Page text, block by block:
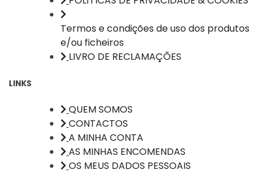
Termos e condições de uso dos produtos
e/ou ficheiros
LIVRO DE RECLAMAÇÕES
LINKS
QUEM SOMOS
CONTACTOS
A MINHA CONTA
AS MINHAS ENCOMENDAS
OS MEUS DADOS PESSOAIS